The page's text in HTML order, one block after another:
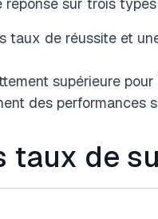
taux de réussite et
supérieure
des performances
taux de